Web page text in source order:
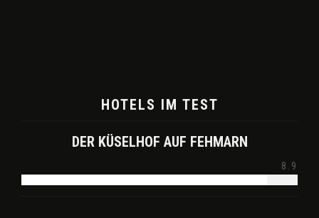
HOTELS IM TEST
DER KÜSELHOF AUF FEHMARN
8.9